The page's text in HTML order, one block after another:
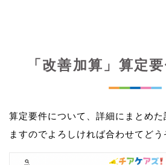
「改善加算」算定
算定要件について、詳細にまとめ
ますのでよろしければ合わせてどう